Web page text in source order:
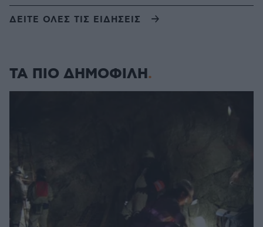
ΔΕΙΤΕ ΟΛΕΣ ΤΙΣ ΕΙΔΗΣΕΙΣ
ΤΑ ΠΙΟ ΔΗΜΟΦΙΛΗ